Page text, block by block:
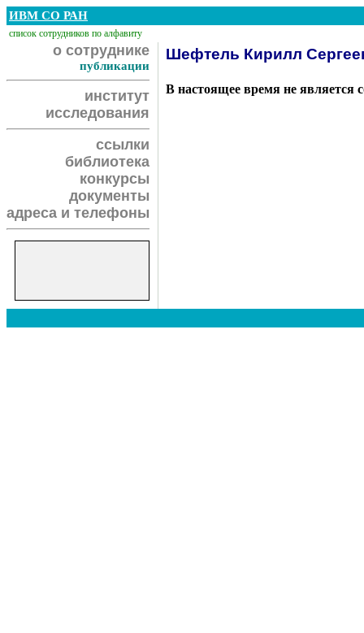
ИВМ СО РАН
список сотрудников по алфавиту
о сотруднике
публикации
институт
исследования
ссылки
библиотека
конкурсы
документы
адреса и телефоны
Шефтель Кирилл
В настоящее время не является